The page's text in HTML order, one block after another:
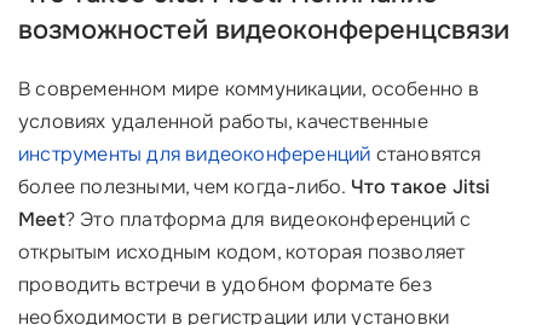
возможностей видеоконференцсвязи
В современном мире коммуникации, особенно в
условиях удаленной работы, качественные
инструменты для видеоконференций становятся
более полезными, чем когда-либо. Что такое Jitsi
Meet? Это платформа для видеоконференций с
открытым исходным кодом, которая позволяет
проводить встречи в удобном формате без
необходимости в регистрации или установки